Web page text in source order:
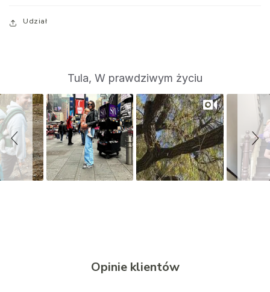
Udział
d
e
s
h
o
w
Tula, W prawdziwym życiu
Opinie klientów